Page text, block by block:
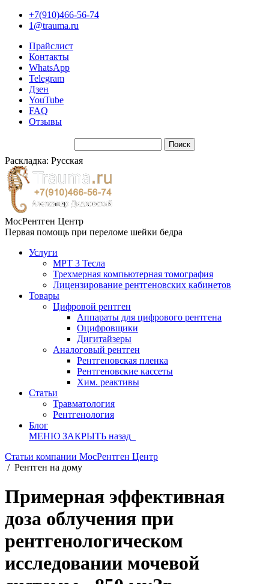
+7(910)466-56-74
1@trauma.ru
Прайслист
Контакты
WhatsApp
Telegram
Дзен
YouTube
FAQ
Отзывы
Раскладка: Русская
МосРентген Центр
Первая помощь при переломе шейки бедра
Услуги
МРТ 3 Тесла
Трехмерная компьютерная томография
Лицензирование рентгеновских кабинетов
Товары
Цифровой рентген
Аппараты для цифрового рентгена
Оцифровщики
Дигитайзеры
Аналоговый рентген
Рентгеновская пленка
Рентгеновские кассеты
Хим. реактивы
Статьи
Травматология
Рентгенология
Блог
МЕНЮ ЗАКРЫТЬ назад
Статьи компании МосРентген Центр
/ Рентген на дому
Примерная эффективная
доза облучения при
рентгенологическом
исследовании мочевой